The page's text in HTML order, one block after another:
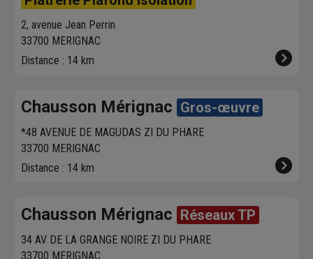
2, avenue Jean Perrin
33700 MERIGNAC
Distance : 14 km
Chausson Mérignac Gros-œuvre
*48 AVENUE DE MAGUDAS ZI DU PHARE
33700 MERIGNAC
Distance : 14 km
Chausson Mérignac Réseaux TP
34 AV DE LA GRANGE NOIRE ZI DU PHARE
33700 MERIGNAC